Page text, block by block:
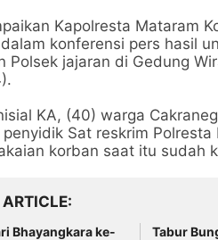
Kapolresta Mataram
dalam konferensi pers hasil
Polsek jajaran di Gedung
KA, (40) warga
Sat reskrim
korban saat itu sudah
ARTICLE
Bhayangkara ke-
‎Tabur